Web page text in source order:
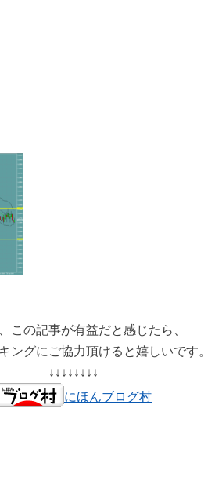
この記事が有益だと感じたら、
ングにご協力頂けると嬉しいです。
↓↓↓↓↓↓↓↓
にほんブログ村